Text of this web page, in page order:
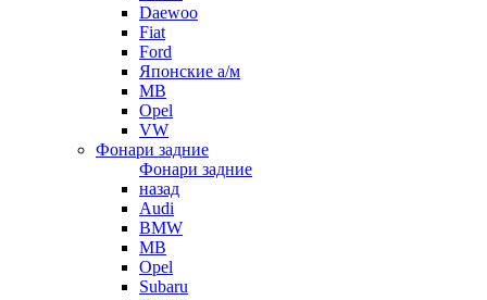
Daewoo
Fiat
Ford
Японские а/м
MB
Opel
VW
Фонари задние
Фонари задние
назад
Audi
BMW
MB
Opel
Subaru